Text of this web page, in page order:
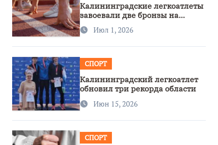
Калининградские легкоатлеты
завоевали две бронзы на
первенстве России
Июл 1, 2026
СПОРТ
Калининградский легкоатлет
обновил три рекорда области
Июн 15, 2026
СПОРТ